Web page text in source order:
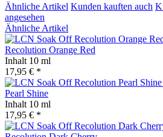
Ähnliche Artikel Kunden kauften auch
angesehen
Ähnliche Artikel
Recolution Orange Red
Inhalt 10 ml
17,95 € *
Pearl Shine
Inhalt 10 ml
17,95 € *